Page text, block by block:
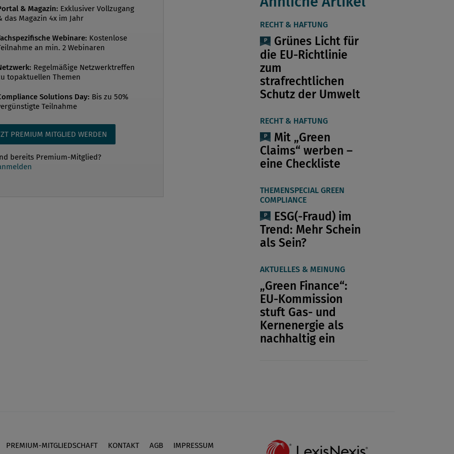
sowie zu Handel, Lieferketten,
und Biodiversität. Sie hat einen
in Internationaler Entwicklung von der
Wien, einen MBA-Abschluss mit
auf allgemeines Management von
Lutheran University, USA, und einen
von der Diplomatischen Akademi...
& Magazin: Exklusiver Vollzugang
das Magazin 4x im Jahr
Webinare: Kostenlose
an min. 2 Webinaren
Regelmäßige Netzwerktreffen
topaktuellen Themen
Solutions Day: Bis zu 50%
Teilnahme
PREMIUM MITGLIED WERDEN
bereits Premium-Mitglied?
RECHT & HAFTUNG
Grünes Licht für
die EU-Richtlinie
zum
strafrechtlichen
Schutz der Umwelt
RECHT & HAFTUNG
Mit „Green
Claims“ werben –
eine Checkliste
THEMENSPECIAL GREEN
COMPLIANCE
ESG(-Fraud) im
Trend: Mehr Schein
als Sein?
AKTUELLES & MEINUNG
„Green Finance“:
EU-Kommission
stuft Gas- und
Kernenergie als
nachhaltig ein
PREMIUM-MITGLIEDSCHAFT KONTAKT AGB IMPRESSUM